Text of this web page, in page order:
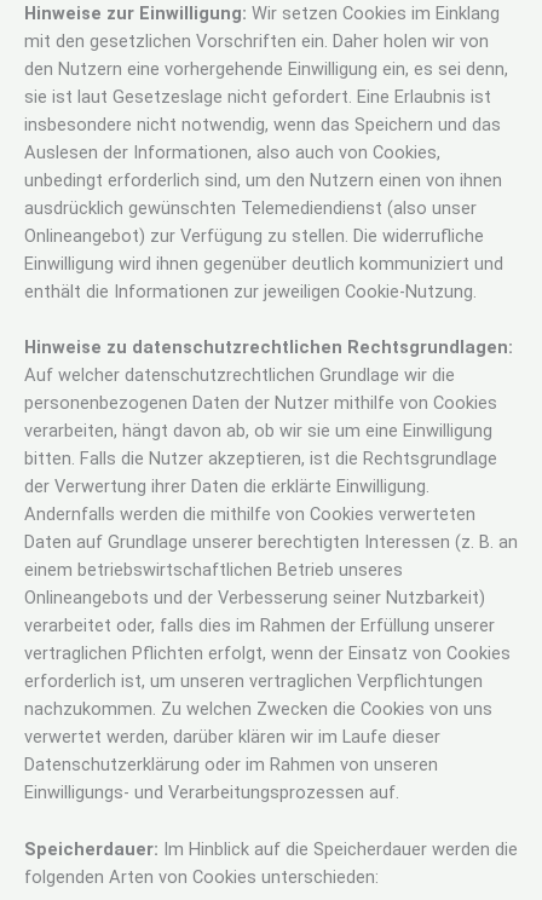
Hinweise zur Einwilligung: Wir setzen Cookies im Einklang
mit den gesetzlichen Vorschriften ein. Daher holen wir von
den Nutzern eine vorhergehende Einwilligung ein, es sei denn,
sie ist laut Gesetzeslage nicht gefordert. Eine Erlaubnis ist
insbesondere nicht notwendig, wenn das Speichern und das
Auslesen der Informationen, also auch von Cookies,
unbedingt erforderlich sind, um den Nutzern einen von ihnen
ausdrücklich gewünschten Telemediendienst (also unser
Onlineangebot) zur Verfügung zu stellen. Die widerrufliche
Einwilligung wird ihnen gegenüber deutlich kommuniziert und
enthält die Informationen zur jeweiligen Cookie-Nutzung.
Hinweise zu datenschutzrechtlichen Rechtsgrundlagen:
Auf welcher datenschutzrechtlichen Grundlage wir die
personenbezogenen Daten der Nutzer mithilfe von Cookies
verarbeiten, hängt davon ab, ob wir sie um eine Einwilligung
bitten. Falls die Nutzer akzeptieren, ist die Rechtsgrundlage
der Verwertung ihrer Daten die erklärte Einwilligung.
Andernfalls werden die mithilfe von Cookies verwerteten
Daten auf Grundlage unserer berechtigten Interessen (z. B. an
einem betriebswirtschaftlichen Betrieb unseres
Onlineangebots und der Verbesserung seiner Nutzbarkeit)
verarbeitet oder, falls dies im Rahmen der Erfüllung unserer
vertraglichen Pflichten erfolgt, wenn der Einsatz von Cookies
erforderlich ist, um unseren vertraglichen Verpflichtungen
nachzukommen. Zu welchen Zwecken die Cookies von uns
verwertet werden, darüber klären wir im Laufe dieser
Datenschutzerklärung oder im Rahmen von unseren
Einwilligungs- und Verarbeitungsprozessen auf.
Speicherdauer: Im Hinblick auf die Speicherdauer werden die
folgenden Arten von Cookies unterschieden: